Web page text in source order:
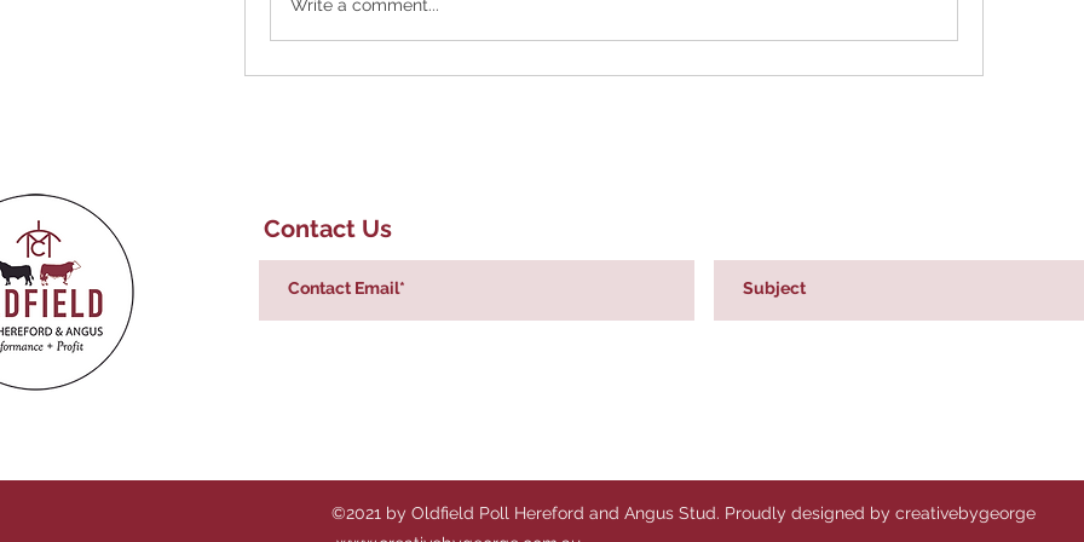
Write a comment...
Contact Us
©2021 by Oldfield Poll Hereford and Angus Stud. Proudly designed by creativebygeorge